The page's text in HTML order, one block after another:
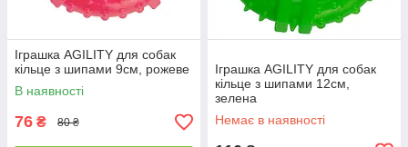
Іграшка AGILITY для собак
кільце з шипами 9см, рожеве
В наявності
76 ₴ 80 ₴
Іграшка AGILITY для собак
кільце з шипами 12см,
зелена
Немає в наявності